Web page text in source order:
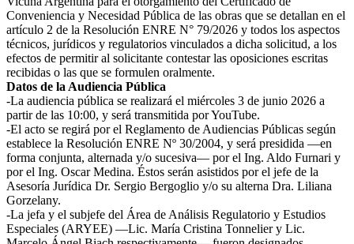
Conveniencia y Necesidad Pública de las obras que se detallan en el
artículo 2 de la Resolución ENRE N° 79/2026 y todos los aspectos
técnicos, jurídicos y regulatorios vinculados a dicha solicitud, a los
efectos de permitir al solicitante contestar las oposiciones escritas
recibidas o las que se formulen oralmente.
Datos de la Audiencia Pública
-La audiencia pública se realizará el miércoles 3 de junio 2026 a
partir de las 10:00, y será transmitida por YouTube.
-El acto se regirá por el Reglamento de Audiencias Públicas según
establece la Resolución ENRE Nº 30/2004, y será presidida —en
forma conjunta, alternada y/o sucesiva— por el Ing. Aldo Furnari y
por el Ing. Oscar Medina. Éstos serán asistidos por el jefe de la
Asesoría Jurídica Dr. Sergio Bergoglio y/o su alterna Dra. Liliana
Gorzelany.
-La jefa y el subjefe del Área de Análisis Regulatorio y Estudios
Especiales (ARYEE) —Lic. María Cristina Tonnelier y Lic.